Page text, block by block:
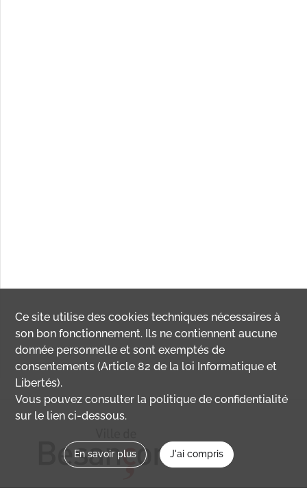
Ce site utilise descookies techniques nécessaires à
son bon fonctionnement. Ils ne contiennent aucune
donnée personnelle et sont exemptés de
consentements (Article 82 de la loi Informatique et
Libertés).
Vous pouvez consulter la politique de confidentialité
sur le lien ci-dessous.
En savoir plus J'ai compris